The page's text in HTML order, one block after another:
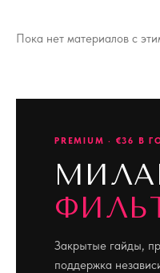
Пока нет материалов с
PREMIUM · €36 В
Закрытые гайды,
поддержка